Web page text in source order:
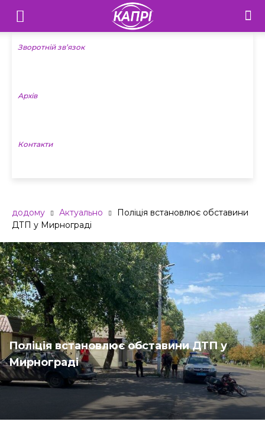
Телебачення
«Капрі»
Новини
Зворотній зв’язок
Архів
Контакти
додому Актуально
Поліція встановлює обставини
ДТП у Мирнограді
Поліція встановлює обставини ДТП у
Мирнограді